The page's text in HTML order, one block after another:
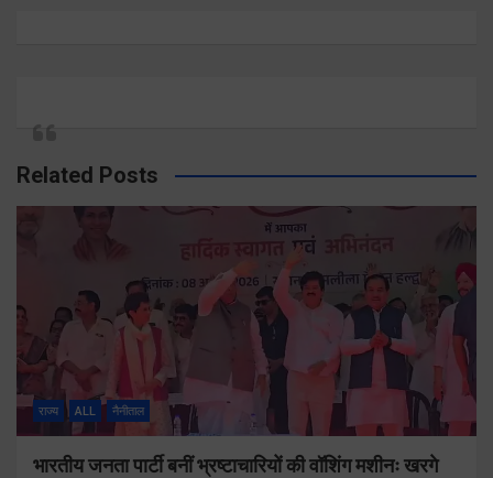
Related Posts
राज्य ALL नैनीताल
भारतीय जनता पार्टी बनीं भ्रष्टाचारियों की वॉशिंग मशीनः खरगे